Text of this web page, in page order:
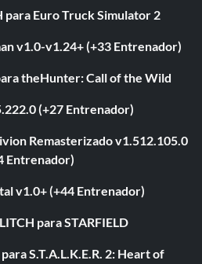
para Euro Truck Simulator 2
v1.0-v1.24+ (+33 Entrenador)
theHunter: Call of the Wild
(+27 Entrenador)
Remasterizado v1.512.105.0
Entrenador)
v1.0+ (+44 Entrenador)
para STARFIELD
S.T.A.L.K.E.R. 2: Heart of